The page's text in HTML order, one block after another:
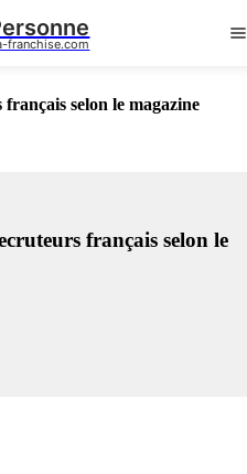
franchise.com
selon le magazine
français selon le